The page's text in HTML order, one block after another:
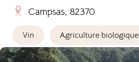
Campsas, 82370
Vin Agriculture biologique
Domaine des Demoiselles